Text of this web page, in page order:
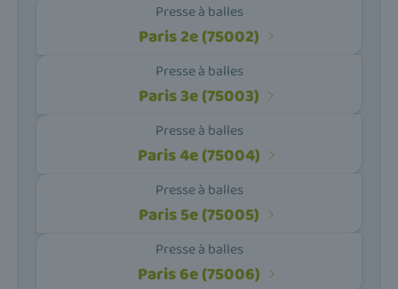
Presse à balles
Paris 2e (75002)
Presse à balles
Paris 3e (75003)
Presse à balles
Paris 4e (75004)
Presse à balles
Paris 5e (75005)
Presse à balles
Paris 6e (75006)